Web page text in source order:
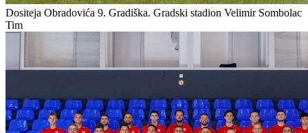
Dositeja Obradovića 9. Gradiška. Gradski stadion Velimir Sombolac
Tim